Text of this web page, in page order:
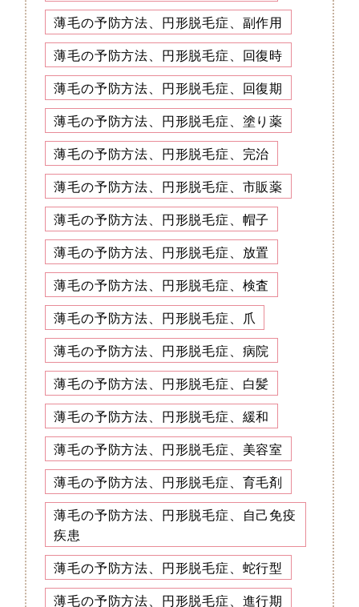
薄毛の予防方法、円形脱毛症、副作用
薄毛の予防方法、円形脱毛症、回復時
薄毛の予防方法、円形脱毛症、回復期
薄毛の予防方法、円形脱毛症、塗り薬
薄毛の予防方法、円形脱毛症、完治
薄毛の予防方法、円形脱毛症、市販薬
薄毛の予防方法、円形脱毛症、帽子
薄毛の予防方法、円形脱毛症、放置
薄毛の予防方法、円形脱毛症、検査
薄毛の予防方法、円形脱毛症、爪
薄毛の予防方法、円形脱毛症、病院
薄毛の予防方法、円形脱毛症、白髪
薄毛の予防方法、円形脱毛症、緩和
薄毛の予防方法、円形脱毛症、美容室
薄毛の予防方法、円形脱毛症、育毛剤
薄毛の予防方法、円形脱毛症、自己免疫
疾患
薄毛の予防方法、円形脱毛症、蛇行型
薄毛の予防方法、円形脱毛症、進行期